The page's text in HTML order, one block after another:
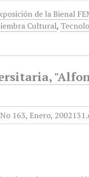
de la Bienal
Cultural,